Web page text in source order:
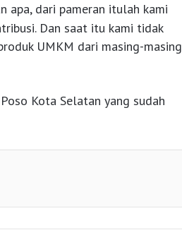
apa, dari pameran itulah kami
Dan saat itu kami tidak
UMKM dari masing-masing
Kota Selatan yang sudah